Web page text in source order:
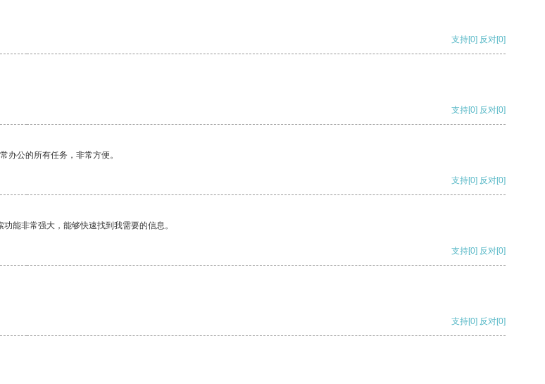
支持[0] 反对[0]
支持[0] 反对[0]
办公的所有任务，非常方便。
支持[0] 反对[0]
能非常强大，能够快速找到我需要的信息。
支持[0] 反对[0]
支持[0] 反对[0]